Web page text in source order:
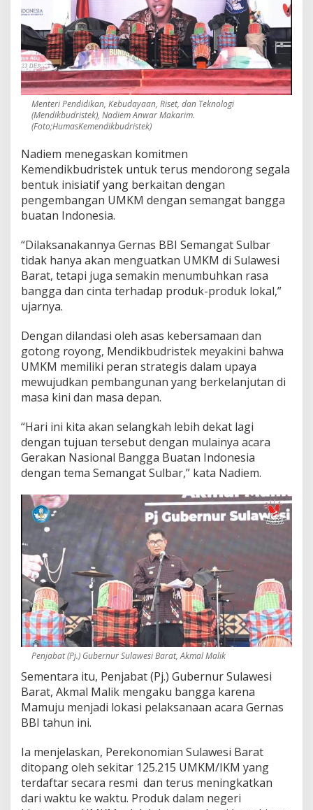
a
n
U
M
K
M
d
i
S
l
b
a
r
Menteri Pendidikan, Kebudayaan, Riset, dan Teknologi
(Mendikbudristek), Nadiem Anwar Makarim.
(Foto;HumasKemendikbudristek)
Nadiem menegaskan komitmen
Kemendikbudristek untuk terus mendorong segala
bentuk inisiatif yang berkaitan dengan
pengembangan UMKM dengan semangat bangga
buatan Indonesia.
“Dilaksanakannya Gernas BBI Semangat Sulbar
tidak hanya akan menguatkan UMKM di Sulawesi
Barat, tetapi juga semakin menumbuhkan rasa
bangga dan cinta terhadap produk-produk lokal,”
ujarnya.
Dengan dilandasi oleh asas kebersamaan dan
gotong royong, Mendikbudristek meyakini bahwa
UMKM memiliki peran strategis dalam upaya
mewujudkan pembangunan yang berkelanjutan di
masa kini dan masa depan.
“Hari ini kita akan selangkah lebih dekat lagi
dengan tujuan tersebut dengan mulainya acara
Gerakan Nasional Bangga Buatan Indonesia
dengan tema Semangat Sulbar,” kata Nadiem.
Penjabat (Pj.) Gubernur Sulawesi Barat, Akmal Malik
Sementara itu, Penjabat (Pj.) Gubernur Sulawesi
Barat, Akmal Malik mengaku bangga karena
Mamuju menjadi lokasi pelaksanaan acara Gernas
BBI tahun ini.
Ia menjelaskan, Perekonomian Sulawesi Barat
ditopang oleh sekitar 125.215 UMKM/IKM yang
terdaftar secara resmi dan terus meningkatkan
dari waktu ke waktu. Produk dalam negeri